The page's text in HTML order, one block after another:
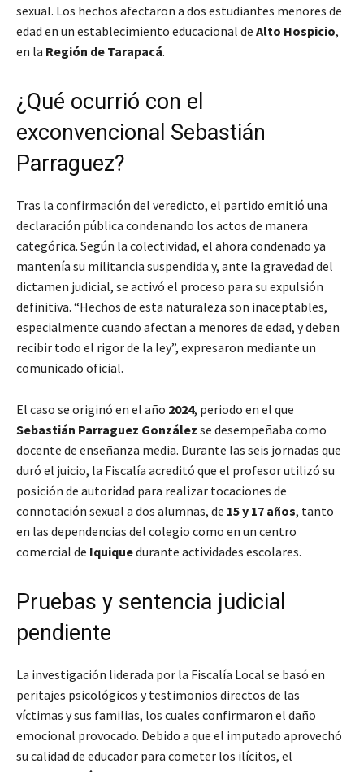
sexual. Los hechos afectaron a dos estudiantes menores de
edad en un establecimiento educacional de Alto Hospicio,
en la Región de Tarapacá.
¿Qué ocurrió con el
exconvencional Sebastián
Parraguez?
Tras la confirmación del veredicto, el partido emitió una
declaración pública condenando los actos de manera
categórica. Según la colectividad, el ahora condenado ya
mantenía su militancia suspendida y, ante la gravedad del
dictamen judicial, se activó el proceso para su expulsión
definitiva. “Hechos de esta naturaleza son inaceptables,
especialmente cuando afectan a menores de edad, y deben
recibir todo el rigor de la ley”, expresaron mediante un
comunicado oficial.
El caso se originó en el año 2024, periodo en el que
Sebastián Parraguez González se desempeñaba como
docente de enseñanza media. Durante las seis jornadas que
duró el juicio, la Fiscalía acreditó que el profesor utilizó su
posición de autoridad para realizar tocaciones de
connotación sexual a dos alumnas, de 15 y 17 años, tanto
en las dependencias del colegio como en un centro
comercial de Iquiquedurante actividades escolares.
Pruebas y sentencia judicial
pendiente
La investigación liderada por la Fiscalía Local se basó en
peritajes psicológicos y testimonios directos de las
víctimas y sus familias, los cuales confirmaron el daño
emocional provocado. Debido a que el imputado aprovechó
su calidad de educador para cometer los ilícitos, el